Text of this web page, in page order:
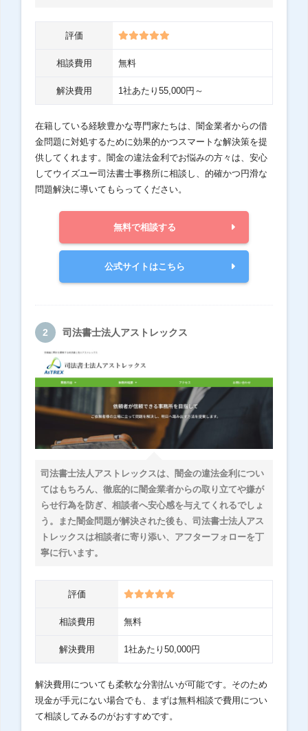
評価
相談費用 無料
解決費用 1社あたり55,000円～
在籍している経験豊かな専門家たちは、闇金業者からの借
金問題に対処するために効果的かつスマートな解決策を提
供してくれます。闇金の違法金利でお悩みの方々は、安心
してウイズユー司法書士事務所に相談し、的確かつ円滑な
問題解決に導いてもらってください。
無料で相談する
公式サイトはこちら
司法書士法人アストレックス
司法書士法人アストレックスは、闇金の違法金利につい
てはもちろん、徹底的に闇金業者からの取り立てや嫌が
らせ行為を防ぎ、相談者へ安心感を与えてくれるでしょ
う。また闇金問題が解決された後も、司法書士法人アス
トレックスは相談者に寄り添い、アフターフォローを丁
寧に行います。
評価
相談費用 無料
解決費用 1社あたり50,000円
解決費用についても柔軟な分割払いが可能です。そのため
現金が手元にない場合でも、まずは無料相談で費用につい
て相談してみるのがおすすめです。